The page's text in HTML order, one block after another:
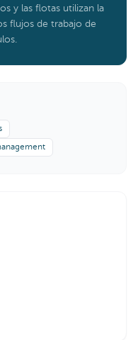
y las flotas utilizan la
flujos de trabajo de